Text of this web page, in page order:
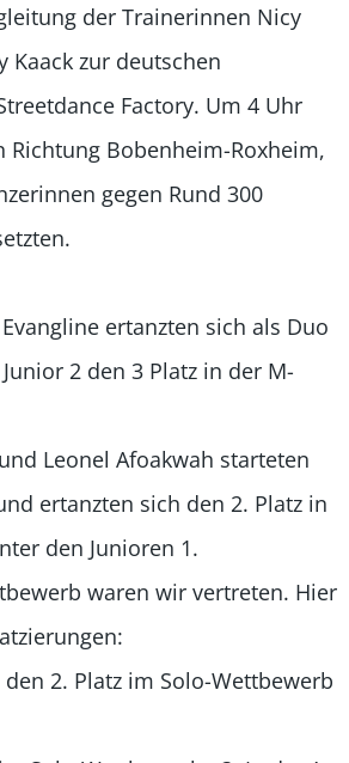
der Trainerinnen Nicy
Kaack zur deutschen
Factory. Um 4 Uhr
Richtung Bobenheim-Roxheim,
gegen Rund 300
ertanzten sich als Duo
2 den 3 Platz in der M-
Leonel Afoakwah starteten
ertanzten sich den 2. Platz in
den Junioren 1.
waren wir vertreten. Hier
2. Platz im Solo-Wettbewerb